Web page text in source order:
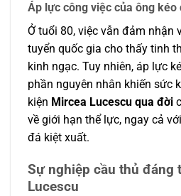
Áp lực công việc của ông kéo
Ở tuổi 80, việc vẫn đảm nhận
tuyển quốc gia cho thấy tinh
kinh ngạc. Tuy nhiên, áp lực
phần nguyên nhân khiến sức
kiện Mircea Lucescu qua đời
về giới hạn thể lực, ngay cả
đá kiệt xuất.
Sự nghiệp cầu thủ đáng
Lucescu